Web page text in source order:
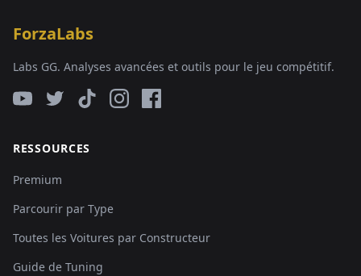
ForzaLabs
Labs GG. Analyses avancées et outils pour le jeu compétitif.
RESSOURCES
Premium
Parcourir par Type
Toutes les Voitures par Constructeur
Guide de Tuning